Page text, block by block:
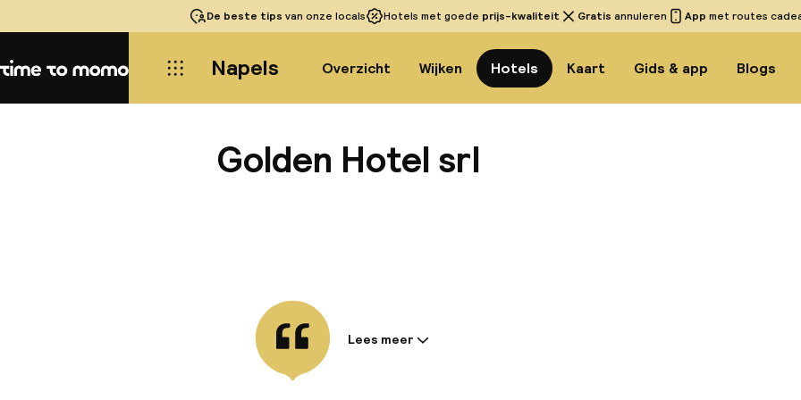
De beste tips van onze locals Hotels met goede prijs-kwaliteit Gratis annuleren App met routes
Home Napels Overzicht Wijken Hotels Kaart Gids & app Blogs
Golden Hotel srl
Informatie gedeeld door de accommodatie:
Lees meer